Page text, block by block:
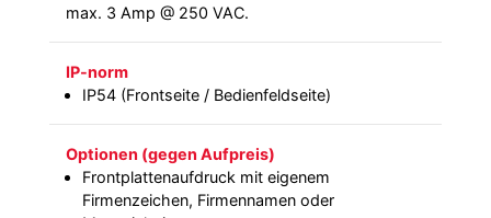
max. 3 Amp @ 250 VAC.
IP-norm
IP54 (Frontseite / Bedienfeldseite)
Optionen (gegen Aufpreis)
Frontplattenaufdruck mit eigenem
Firmenzeichen, Firmennamen oder